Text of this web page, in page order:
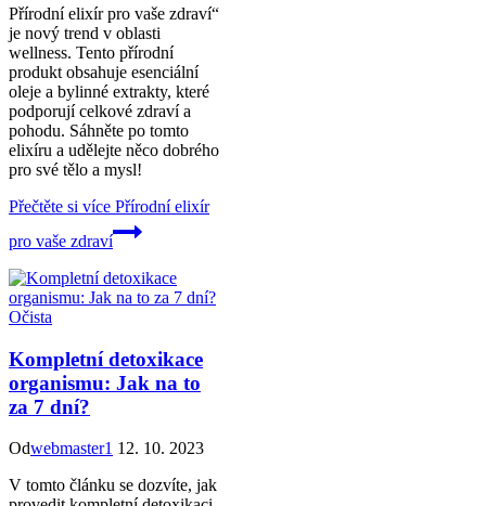
Přírodní elixír pro vaše zdraví“
je nový trend v oblasti
wellness. Tento přírodní
produkt obsahuje esenciální
oleje a bylinné extrakty, které
podporují celkové zdraví a
pohodu. Sáhněte po tomto
elixíru a udělejte něco dobrého
pro své tělo a mysl!
Přečtěte si více Přírodní elixír
pro vaše zdraví
Očista
Kompletní detoxikace
organismu: Jak na to
za 7 dní?
Odwebmaster1 12. 10. 2023
V tomto článku se dozvíte, jak